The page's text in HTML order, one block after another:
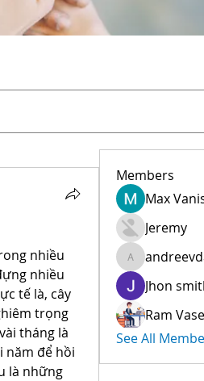
nhiều
nhiều
tế là, cây
trọng
tháng là
năm để hồi
là những
Members
Max
Jeremy
andreevdarius
Jhon
Ram
See All